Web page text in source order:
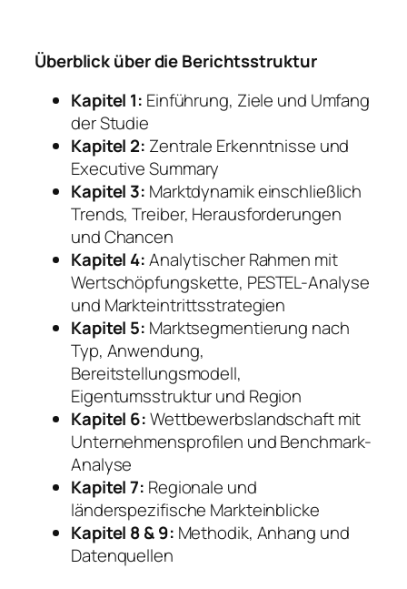
Überblick über die Berichtsstruktur
Kapitel 1: Einführung, Ziele und Umfang
der Studie
Kapitel 2: Zentrale Erkenntnisse und
Executive Summary
Kapitel 3: Marktdynamik einschließlich
Trends, Treiber, Herausforderungen
und Chancen
Kapitel 4:Analytischer Rahmen mit
Wertschöpfungskette, PESTEL-Analyse
und Markteintrittsstrategien
Kapitel 5: Marktsegmentierung nach
Typ, Anwendung,
Bereitstellungsmodell,
Eigentumsstruktur und Region
Kapitel 6:Wettbewerbslandschaft mit
Unternehmensprofilen und Benchmark-
Analyse
Kapitel 7: Regionale und
länderspezifische Markteinblicke
Kapitel 8 & 9: Methodik, Anhang und
Datenquellen